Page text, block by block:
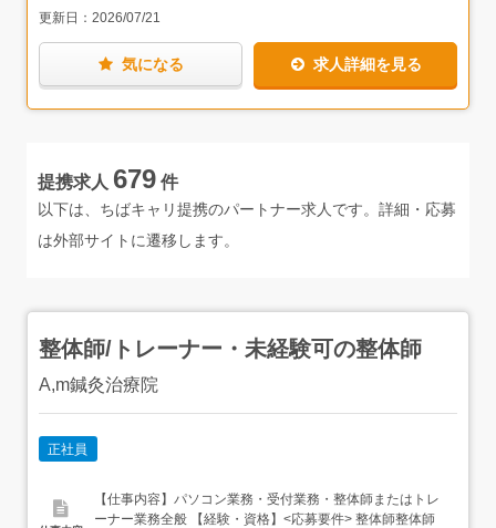
特に印象に残っているのは、ある質問の流れで店長が「そ
れは書けないよ（笑）」とツッコミを入れつつ、社長が
「いや、そこはこういう意図でね」と補足してくださった
場面。役職に関係なくフラットに言い合える関係性が垣間
さり、初めて不動産業界について聞く人にも寄り添った話
し方がとても印象的でした。こうしたやり取りから、社長
ることが伝わってきます。営業未経験の方や社会人経験が
上場の「ハウスドゥ」のフランチャイズに加盟していま
す。安定した基盤に加え、FCブランドの信頼度や反響の高
さは、営業としてスタートしやすい大きな強み。成果に向
社員インタビューも掲載しているので、ぜひそちらも合わ
せてチェックしてみてくださいね！
更新日： 2026/07/21
気になる 求人詳細を見る
提携求人 679 件
以下は、ちばキャリ提携のパートナー求人です。詳細・応募
は外部サイトに遷移します。
整体師/トレーナー・未経験可の整体師
A,m鍼灸治療院
正社員
【仕事内容】パソコン業務・受付業務・整体師またはトレ
ーナー業務全般 【経験・資格】<応募要件> 整体師整体師